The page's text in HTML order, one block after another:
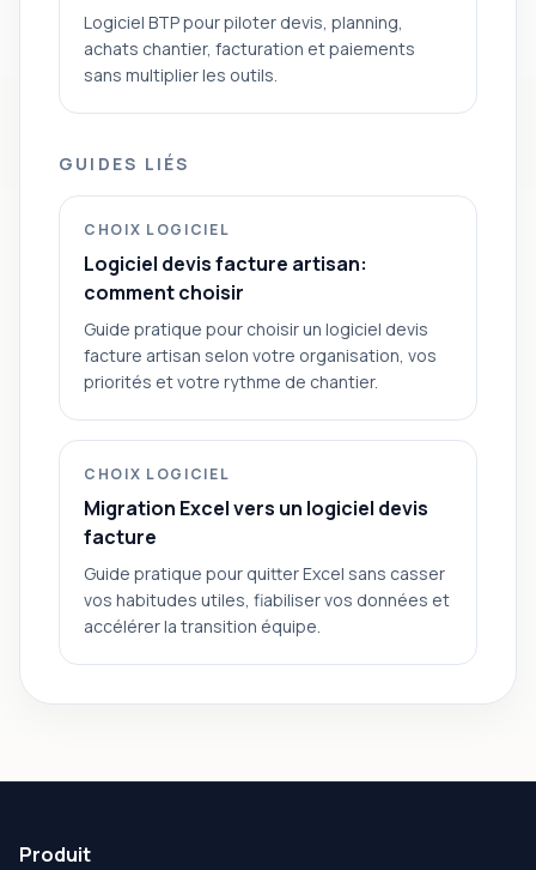
Logiciel BTP pour piloter devis, planning,
achats chantier, facturation et paiements
sans multiplier les outils.
GUIDES LIÉS
CHOIX LOGICIEL
Logiciel devis facture artisan:
comment choisir
Guide pratique pour choisir un logiciel devis
facture artisan selon votre organisation, vos
priorités et votre rythme de chantier.
CHOIX LOGICIEL
Migration Excel vers un logiciel devis
facture
Guide pratique pour quitter Excel sans casser
vos habitudes utiles, fiabiliser vos données et
accélérer la transition équipe.
Produit